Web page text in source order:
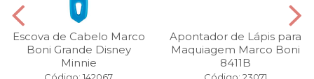
Escova de Cabelo Marco
Boni Grande Disney
Minnie
Apontador de Lápis para
Maquiagem Marco Boni
8411B